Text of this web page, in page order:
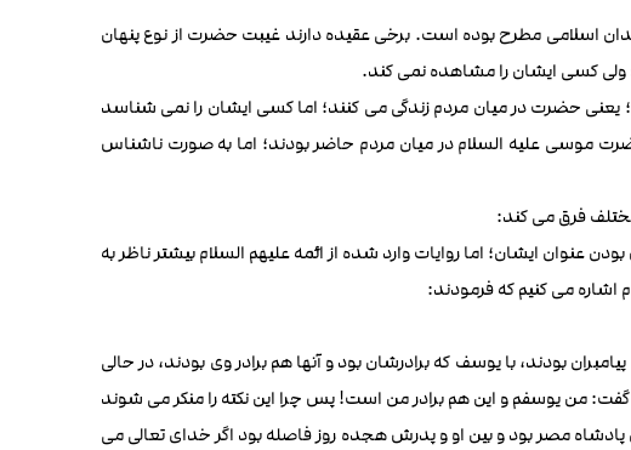
اسلامی مطرح بوده است. برخی عقیده دارند غیبت حضرت از نوع پنهان
کسی ایشان را مشاهده نمی کند.
یعنی حضرت در میان مردم زندگی می کنند؛ اما کسی ایشان را نمی شناسد
موسی علیه السلام در میان مردم حاضر بودند؛ اما به صورت ناشناس
فرق می کند:
ایشان؛ اما روایات وارد شده از ائمه علیهم السلام بیشتر ناظر به
اشاره می کنیم که فرمودند:
بودند، با یوسف که برادرشان بود و آنها هم برادر وی بودند، در حالی
گفت: من یوسفم و این هم برادر من است! پس چرا این نکته را منکر می شوند
مصر بود و بین او و پدرش هجده روز فاصله بود اگر خدای تعالی می